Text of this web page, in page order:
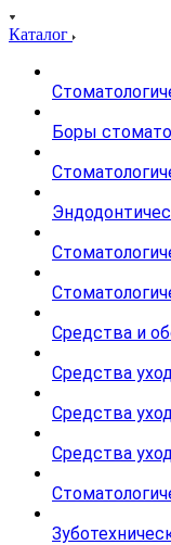
Каталог
Боры
Средства и
Средства
Средства
Средства